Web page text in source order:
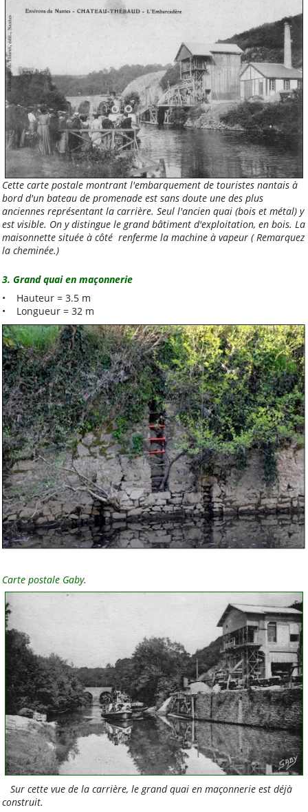
Vu dans la Presse
Par catégorie
Par mot-clé
Par ordre alphabétique
Tags
ALCT
Animation-locale
Jeunes
Kayak-polo
Tous les mots-clés
À voir aussi
Site ou Page FB des
Sections de l'amicale
Cap Caffino (Trail, VTT,
VTC, etc)
L'Art au Belvédère
Club de Canoë Kayak
Sur la commune
APE Marcel Canonnet-
Le site
FB
Bibliothèque municipale
Mairie
Amicales du secteur
Beautour à Vertou
La Chapelle-Heulin
Maisdon-sur-Sèvre
Saint-Lumine-de-
Cette carte postale montrant l'embarquement de touristes nantais à
bord d'un bateau de promenade est sans doute une des plus
anciennes représentant la carrière. Seul l'ancien quai (bois et métal) y
est visible. On y distingue le grand bâtiment d'exploitation, en bois. La
maisonnette située à côté renferme la machine à vapeur ( Remarquez
la cheminée.)
3. Grand quai en maçonnerie
• Hauteur = 3.5 m
• Longueur = 32 m
Carte postale Gaby.
Sur cette vue de la carrière, le grand quai en maçonnerie est déjà
construit.